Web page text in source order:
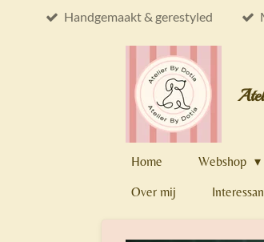
Handgemaakt & gerestyled
Home Webshop
Over mij